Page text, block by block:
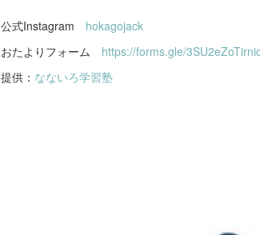
公式Instagram hokagojack
おたよりフォーム https://forms.gle/
提供： なないろ学習塾